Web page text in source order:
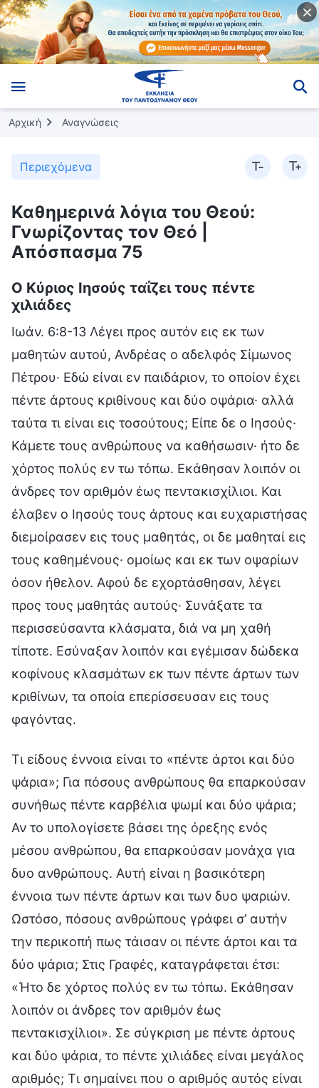
Αρχική Αναγνώσεις
Περιεχόμενα
Καθημερινά λόγια του Θεού:
Γνωρίζοντας τον Θεό |
Απόσπασμα 75
Ο Κύριος Ιησούς ταΐζει τους πέντε
χιλιάδες
Ιωάν. 6:8-13 Λέγει προς αυτόν εις εκ των
μαθητών αυτού, Ανδρέας ο αδελφός Σίμωνος
Πέτρου· Εδώ είναι εν παιδάριον, το οποίον έχει
πέντε άρτους κριθίνους και δύο οψάρια· αλλά
ταύτα τι είναι εις τοσούτους; Είπε δε ο Ιησούς·
Κάμετε τους ανθρώπους να καθήσωσιν· ήτο δε
χόρτος πολύς εν τω τόπω. Εκάθησαν λοιπόν οι
άνδρες τον αριθμόν έως πεντακισχίλιοι. Και
έλαβεν ο Ιησούς τους άρτους και ευχαριστήσας
διεμοίρασεν εις τους μαθητάς, οι δε μαθηταί εις
τους καθημένους· ομοίως και εκ των οψαρίων
όσον ήθελον. Αφού δε εχορτάσθησαν, λέγει
προς τους μαθητάς αυτούς· Συνάξατε τα
περισσεύσαντα κλάσματα, διά να μη χαθή
τίποτε. Εσύναξαν λοιπόν και εγέμισαν δώδεκα
κοφίνους κλασμάτων εκ των πέντε άρτων των
κριθίνων, τα οποία επερίσσευσαν εις τους
φαγόντας.
Τι είδους έννοια είναι το «πέντε άρτοι και δύο
ψάρια»; Για πόσους ανθρώπους θα επαρκούσαν
συνήθως πέντε καρβέλια ψωμί και δύο ψάρια;
Αν το υπολογίσετε βάσει της όρεξης ενός
μέσου ανθρώπου, θα επαρκούσαν μονάχα για
δυο ανθρώπους. Αυτή είναι η βασικότερη
έννοια των πέντε άρτων και των δυο ψαριών.
Ωστόσο, πόσους ανθρώπους γράφει σ’ αυτήν
την περικοπή πως τάισαν οι πέντε άρτοι και τα
δύο ψάρια; Στις Γραφές, καταγράφεται έτσι:
«Ήτο δε χόρτος πολύς εν τω τόπω. Εκάθησαν
λοιπόν οι άνδρες τον αριθμόν έως
πεντακισχίλιοι». Σε σύγκριση με πέντε άρτους
και δύο ψάρια, το πέντε χιλιάδες είναι μεγάλος
αριθμός; Τι σημαίνει που ο αριθμός αυτός είναι